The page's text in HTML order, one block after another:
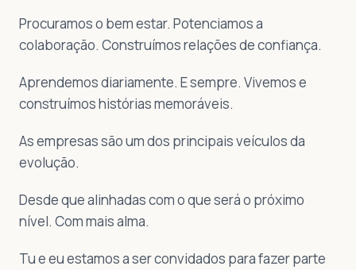
Procuramos o bem estar. Potenciamos a
colaboração. Construímos relações de confiança.
Aprendemos diariamente. E sempre. Vivemos e
construímos histórias memoráveis.
As empresas são um dos principais veículos da
evolução.
Desde que alinhadas com o que será o próximo
nível. Com mais alma.
Tu e eu estamos a ser convidados para fazer parte